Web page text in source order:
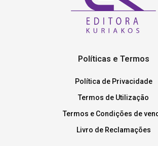
Políticas e Termos
Política de Privacidade
Termos de Utilização
Termos e Condições de
Livro de Reclamações